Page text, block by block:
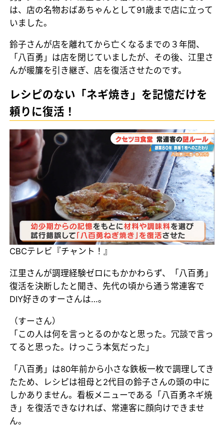
は、店の名物おばあちゃんとして91歳まで店に立って
いました。
鈴子さんが店を離れてから亡くなるまでの３年間、
「八百勇」は店を閉じていましたが、その後、江里さ
んが暖簾を引き継ぎ、店を復活させたのです。
レシピのない「ネギ焼き」を記憶だけを
頼りに復活！
CBCテレビ『チャント！』
江里さんが調理経験ゼロにもかかわらず、「八百勇」
復活を決断したと聞き、先代の頃から通う常連客で
DIY好きのすーさんは…。
（すーさん）
「この人は何を言っとるのかなと思った。冗談で言っ
てると思った。けっこう本気だった」
「八百勇」は80年前から小さな鉄板一枚で調理してき
たため、レシピは祖母と2代目の鈴子さんの頭の中に
しかありません。看板メニューである「八百勇ネギ焼
き」を復活できなければ、常連客に顔向けできませ
ん。